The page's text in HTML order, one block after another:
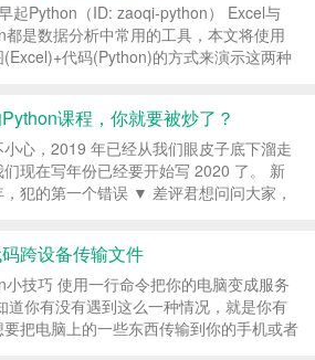
起Python（ID: zaoqi-python） Excel与
都是数据分析中常用的工具，本文将使用
代码(Python)的方式来演示这两种
作...
课程，你就要被炒了？
心，2019 年已经从我们眼皮子底下溜走
们现在写年份已经要开始写 2020 了。 新
，犯的第一个错误 ▼ 差评君想问问大家，
，也有的差友可能看到了那条套着奥...
跨设备传输文件
小技巧 使用一行命令把你的电脑变成服务
道你有没有遇到这么一种情况，就是你有
要把电脑上的一些东西传输到你的手机或者